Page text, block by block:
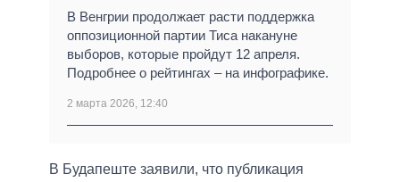
В Венгрии продолжает расти поддержка
оппозиционной партии Тиса накануне
выборов, которые пройдут 12 апреля.
Подробнее о рейтингах – на инфографике.
2 марта 2026, 12:40
В Будапеште заявили, что публикация